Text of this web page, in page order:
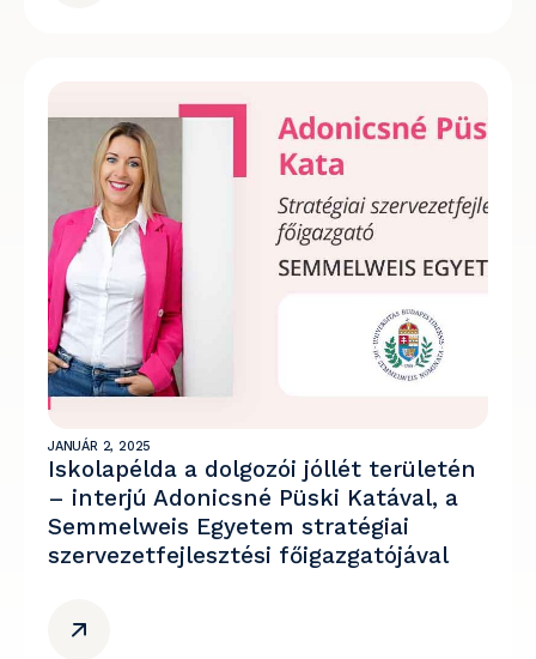
JANUÁR 2, 2025
Iskolapélda a dolgozói jóllét területén
– interjú Adonicsné Püski Katával, a
Semmelweis Egyetem stratégiai
szervezetfejlesztési főigazgatójával